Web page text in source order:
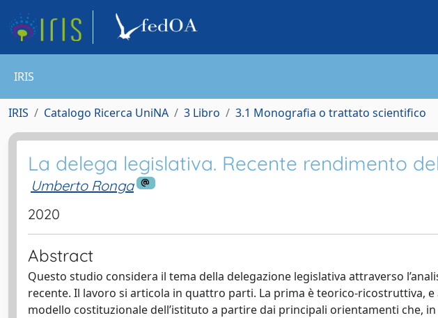
IRIS
IRIS Catalogo Ricerca UniNA 3 Libro 3.1 Monografia o trattato scientifico
La delega legislativa. Recente rendimento
Umberto Ronga
2020
Abstract
Questo studio considera il tema della delegazione legislativa attraverso
recente. Il lavoro si articola in quattro parti. La prima è teorico-ricostruttiva,
modello costituzionale dell’istituto a partire dai principali orientamenti che,